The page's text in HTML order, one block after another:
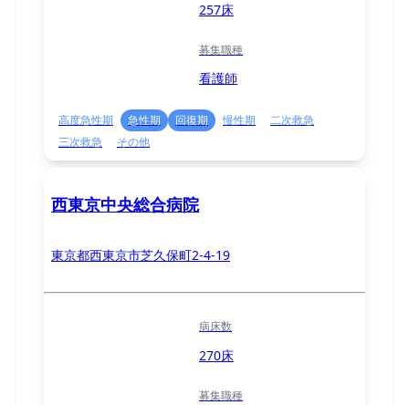
257床
募集職種
看護師
高度急性期 急性期 回復期 慢性期
二次救急
三次救急
その他
西東京中央総合病院
東京都西東京市芝久保町2-4-19
病床数
270床
募集職種